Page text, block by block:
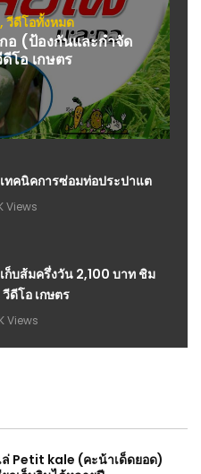
,วีดีโอทั้งหมด
อ (ป้องกันและกำจัด
โอ เกษตร
ทคนิคการซ่อมท่อประปาแต
Views
ก็บส้มครึ่งวัน 2,100 บาท ชิม
ดีโอ เกษตร
Views
ล่ Petit kale (คะน้าเด็ดยอด)